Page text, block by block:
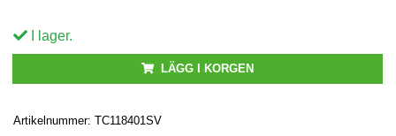
I lager.
LÄGG I KORGEN
Artikelnummer: TC118401SV